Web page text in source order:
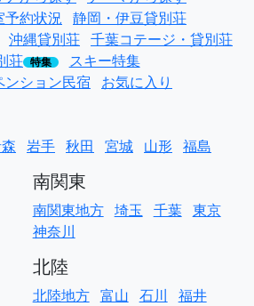
予約状況 静岡・伊豆貸別荘
沖縄貸別荘 千葉コテージ・貸別荘
荘 特集
スキー特集
ンション民宿 お気に入り
岩手 秋田 宮城 山形 福島
南関東
南関東地方 埼玉 千葉 東京
神奈川
北陸
北陸地方 富山 石川 福井